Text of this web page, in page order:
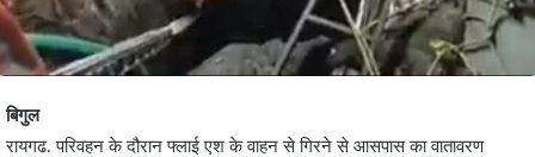
बिगुल
रायगढ. परिवहन के दौरान फ्लाई एश के वाहन से गिरने से आसपास का वातावरण